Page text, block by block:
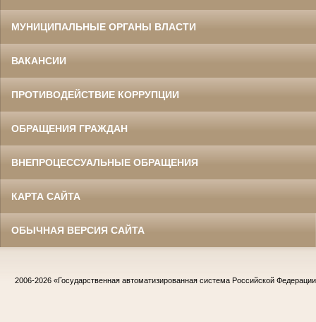
МУНИЦИПАЛЬНЫЕ ОРГАНЫ ВЛАСТИ
ВАКАНСИИ
ПРОТИВОДЕЙСТВИЕ КОРРУПЦИИ
ОБРАЩЕНИЯ ГРАЖДАН
ВНЕПРОЦЕССУАЛЬНЫЕ ОБРАЩЕНИЯ
КАРТА САЙТА
ОБЫЧНАЯ ВЕРСИЯ САЙТА
2006-2026 «Государственная автоматизированная система Российской